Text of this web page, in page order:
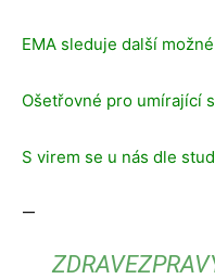
EMA sleduje další
Ošetřovné pro umírající
S virem se u nás dle
—